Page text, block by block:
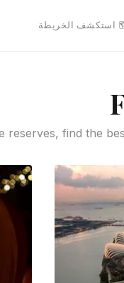
استكشف الخريطة
find the